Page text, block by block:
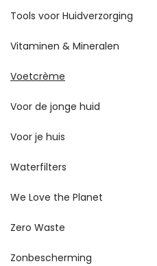
Tools voor Huidverzorging
Vitaminen & Mineralen
Voetcrème
Voor de jonge huid
Voor je huis
Waterfilters
We Love the Planet
Zero Waste
Zonbescherming